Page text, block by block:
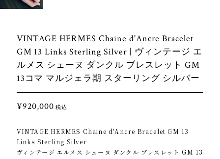
VINTAGE HERMES Chaine d'Ancre Bracelet
GM 13 Links Sterling Silver | ヴィンテージ エ
ルメス シェーヌ ダンクル ブレスレット GM
13コマ マルジェラ期 スターリング シルバー
¥920,000 税込
VINTAGE HERMES Chaine d'Ancre Bracelet GM 13
Links Sterling Silver
ヴィンテージ エルメス シェーヌ ダンクル ブレスレット GM 13